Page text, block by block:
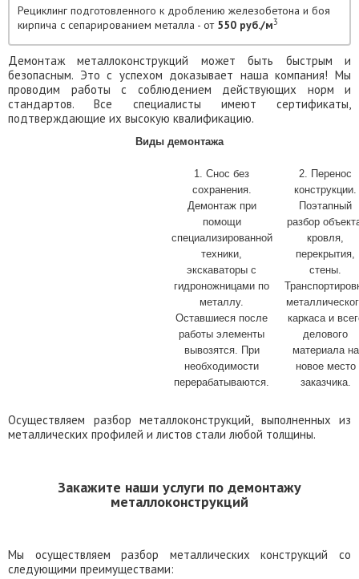
Рециклинг подготовленного к дроблению железобетона и боя
кирпича с сепарированием металла - от 550 руб./м3
Демонтаж металлоконструкций может быть быстрым и
безопасным. Это с успехом доказывает наша компания! Мы
проводим работы с соблюдением действующих норм и
стандартов. Все специалисты имеют сертификаты,
подтверждающие их высокую квалификацию.
Виды демонтажа
1. Снос без
сохранения.
Демонтаж при
помощи
специализированной
техники,
экскаваторы с
гидроножницами по
металлу.
Оставшиеся после
работы элементы
вывозятся. При
необходимости
перерабатываются.
2. Перенос
конструкции.
Поэтапный
разбор
кровля,
перекрытия,
стены.
каркаса и
делового
материала на
новое место
заказчика.
Осуществляем разбор металлоконструкций, выполненных из
металлических профилей и листов стали любой толщины.
Закажите наши услуги по демонтажу
металлоконструкций
Мы осуществляем разбор металлических конструкций со
следующими преимуществами: